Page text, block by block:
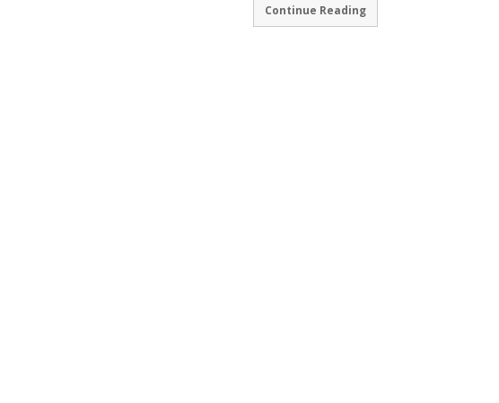
Continue Reading